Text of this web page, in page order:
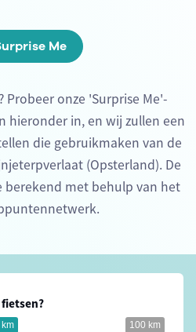
Me
Probeer onze 'Surprise Me'-
hieronder in, en wij zullen een
die gebruikmaken van de
(Opsterland). De
met behulp van het
100 km